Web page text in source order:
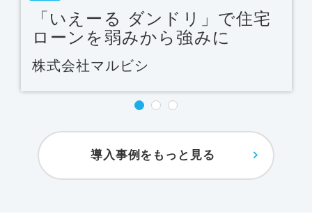
「いえーる ダンドリ」で住宅
ローンを弱みから強みに
株式会社マルビシ
導入事例をもっと見る